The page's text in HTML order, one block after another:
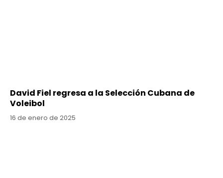
David Fiel regresa a la Selección Cubana de
Voleibol
16 de enero de 2025